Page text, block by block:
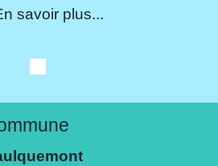
savoir plus...